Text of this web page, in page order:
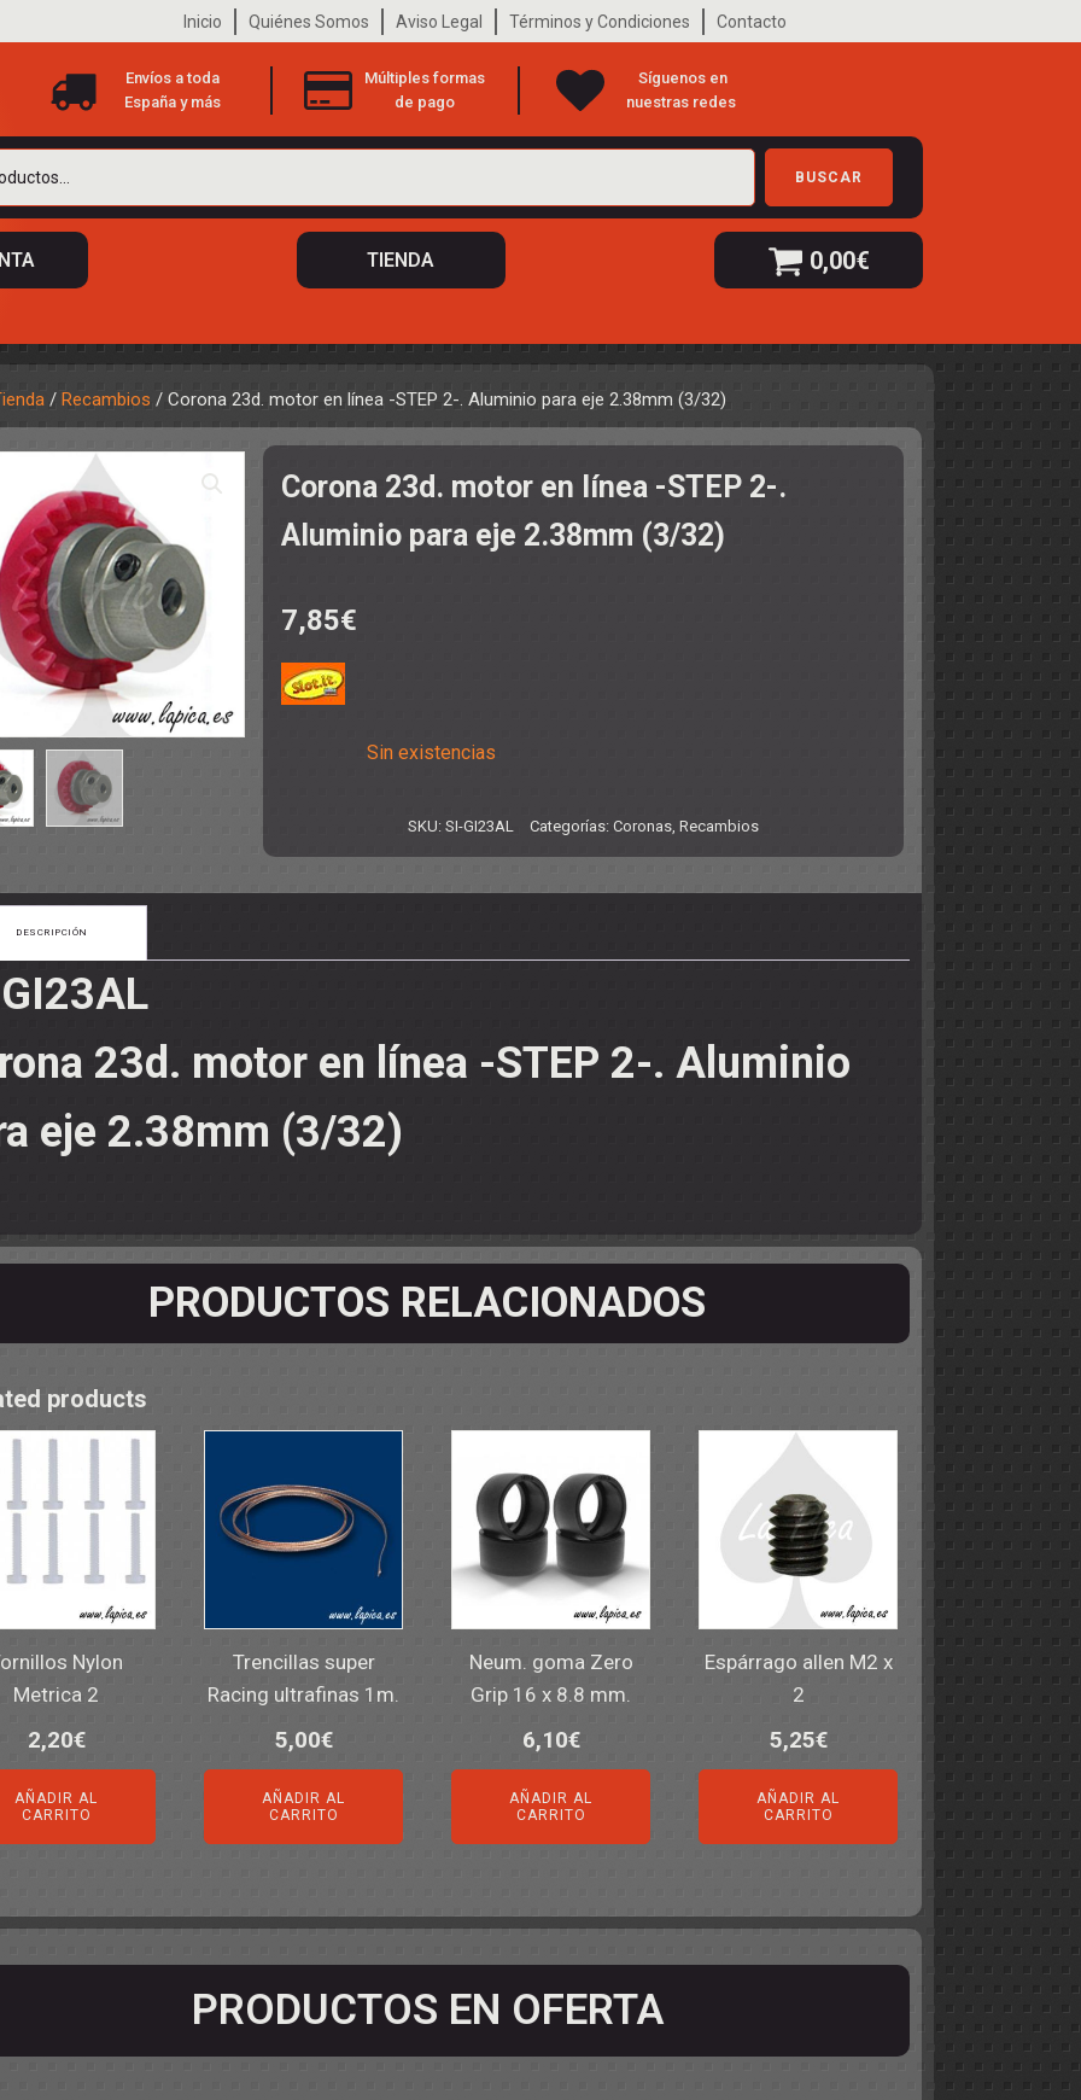
Inicio Quiénes Somos Aviso Legal Términos y Condiciones Contacto
Envíos a toda
España y más
Múltiples formas
de pago
Síguenos en
nuestras redes
BUSCAR
TIENDA 0,00€
ACCESORIOS
/ Recambios / Corona 23d. motor en línea -STEP 2-. Aluminio para eje 2.38mm (3/32)
Corona 23d. motor en línea -STEP 2-.
Aluminio para eje 2.38mm (3/32)
7,85€
Sin existencias
SKU:SI-GI23AL Categorías:Coronas,Recambios
DESCRIPCIÓN
23d. motor en línea -STEP 2-. Aluminio
eje 2.38mm (3/32)
PRODUCTOS RELACIONADOS
products
Nylon
Metrica 2
2,20€
AÑADIR AL
CARRITO
Trencillas super
Racing ultrafinas 1m.
5,00€
AÑADIR AL
CARRITO
Neum. goma Zero
Grip 16 x 8.8 mm.
6,10€
AÑADIR AL
CARRITO
Espárrago allen M2 x
2
5,25€
AÑADIR AL
CARRITO
PRODUCTOS EN OFERTA